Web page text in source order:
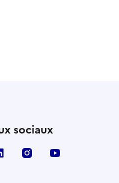
sociaux
LinkedIn Instagram